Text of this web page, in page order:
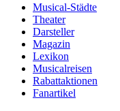
Musical-Städte
Theater
Darsteller
Magazin
Lexikon
Musicalreisen
Rabattaktionen
Fanartikel